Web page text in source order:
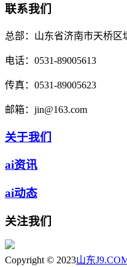
联系我们
总部： 山东省济南市天桥区
电话： 0531-89005613
传真： 0531-89005623
邮箱： jin@163.com
关于我们
ai资讯
ai动态
关注我们
Copyright © 2023山东